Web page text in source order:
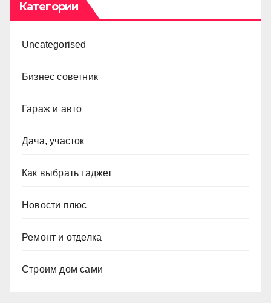
Категории
Uncategorised
Бизнес советник
Гараж и авто
Дача, участок
Как выбрать гаджет
Новости плюс
Ремонт и отделка
Строим дом сами